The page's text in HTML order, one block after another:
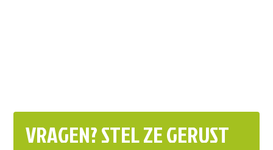
VRAGEN? STEL ZE GERUST